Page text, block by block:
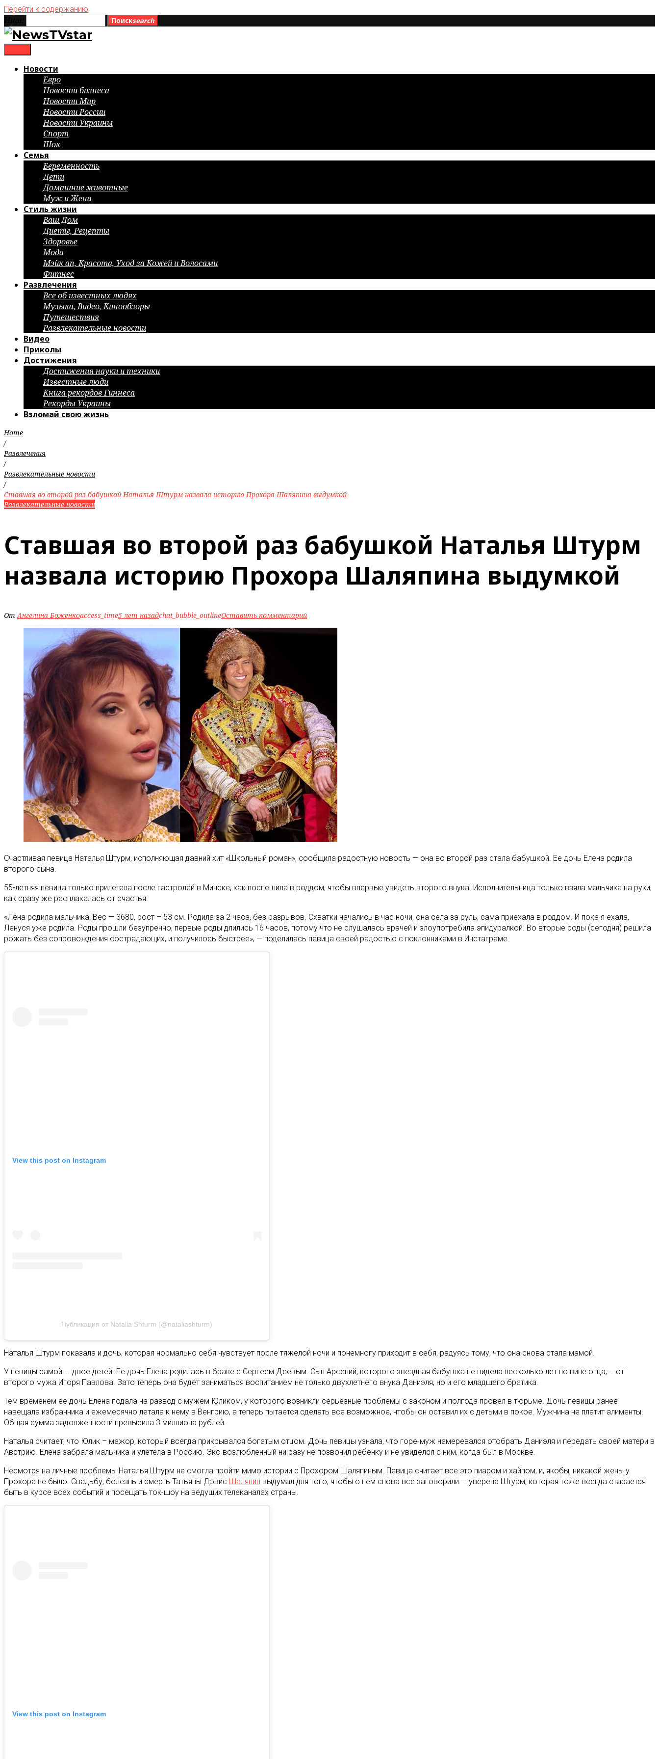
Перейти к содержанию
Поискsearch
Новости
Евро
Новости бизнеса
Новости Мир
Новости России
Новости Украины
Спорт
Шок
Семья
Беременность
Дети
Домашние животные
Муж и Жена
Стиль жизни
Ваш Дом
Диеты, Рецепты
Здоровье
Мода
Мэйк ап, Красота, Уход за Кожей и Волосами
Фитнес
Развлечения
Все об известных людях
Музыка, Видео, Кинообзоры
Путешествия
Развлекательные новости
Видео
Приколы
Достижения
Достижения науки и техники
Известные люди
Книга рекордов Гиннеса
Рекорды Украины
Взломай свою жизнь
Home
/
Развлечения
/
Развлекательные новости
/
Ставшая во второй раз бабушкой Наталья Штурм назвала историю Прохора Шаляпина выдумкой
Развлекательные новости
Ставшая во второй раз бабушкой Наталья Штурм
назвала историю Прохора Шаляпина выдумкой
ОтАнгелина Боженкоaccess_time5 лет назадchat_bubble_outlineОставить комментарий
Счастливая певица Наталья Штурм, исполняющая давний хит «Школьный роман», сообщила радостную новость — она во второй раз стала бабушкой. Ее дочь Елена родила
второго сына.
55-летняя певица только прилетела после гастролей в Минске, как поспешила в роддом, чтобы впервые увидеть второго внука. Исполнительница только взяла мальчика на руки,
как сразу же расплакалась от счастья.
«Лена родила мальчика! Вес — 3680, рост – 53 см. Родила за 2 часа, без разрывов. Схватки начались в час ночи, она села за руль, сама приехала в роддом. И пока я ехала,
Ленуся уже родила. Роды прошли безупречно, первые роды длились 16 часов, потому что не слушалась врачей и злоупотребила эпидуралкой. Во вторые роды (сегодня) решила
рожать без сопровождения сострадающих, и получилось быстрее», — поделилась певица своей радостью с поклонниками в Инстаграме.
View this post on Instagram
Публикация от Natalia Shturm (@nataliashturm)
Наталья Штурм показала и дочь, которая нормально себя чувствует после тяжелой ночи и понемногу приходит в себя, радуясь тому, что она снова стала мамой.
У певицы самой — двое детей. Ее дочь Елена родилась в браке с Сергеем Деевым. Сын Арсений, которого звездная бабушка не видела несколько лет по вине отца, – от
второго мужа Игоря Павлова. Зато теперь она будет заниматься воспитанием не только двухлетнего внука Даниэля, но и его младшего братика.
Тем временем ее дочь Елена подала на развод с мужем Юликом, у которого возникли серьезные проблемы с законом и полгода провел в тюрьме. Дочь певицы ранее
навещала избранника и ежемесячно летала к нему в Венгрию, а теперь пытается сделать все возможное, чтобы он оставил их с детьми в покое. Мужчина не платит алименты.
Общая сумма задолженности превысила 3 миллиона рублей.
Наталья считает, что Юлик – мажор, который всегда прикрывался богатым отцом. Дочь певицы узнала, что горе-муж намеревался отобрать Даниэля и передать своей матери в
Австрию. Елена забрала мальчика и улетела в Россию. Экс-возлюбленный ни разу не позвонил ребенку и не увиделся с ним, когда был в Москве.
Несмотря на личные проблемы Наталья Штурм не смогла пройти мимо истории с Прохором Шаляпиным. Певица считает все это пиаром и хайпом, и, якобы, никакой жены у
Прохора не было. Свадьбу, болезнь и смерть Татьяны Дэвис Шаляпин выдумал для того, чтобы о нем снова все заговорили — уверена Штурм, которая тоже всегда старается
быть в курсе всех событий и посещать ток-шоу на ведущих телеканалах страны.
View this post on Instagram